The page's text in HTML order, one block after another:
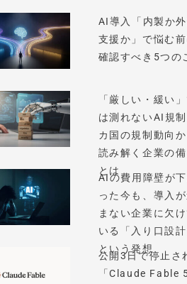
AI導入「内製か
支援か」で悩む前
確認すべき5つの
「厳しい・緩い
は測れないAI規
カ国の規制動向か
読み解く企業の備
とは
AIの費用障壁が
った今も、導入が
まない企業に欠け
いる「入り口設計
という発想
公開3日で停止さ
「Claude Fable 5